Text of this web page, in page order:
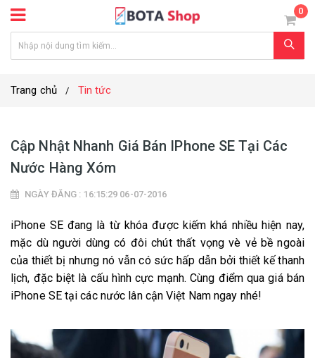
0
Trang chủ Tin tức
Cập Nhật Nhanh Giá Bán IPhone SE Tại Các
Nước Hàng Xóm
NGÀY ĐĂNG : 16:15:29 06-07-2016
iPhone SE đang là từ khóa được kiếm khá nhiều hiện nay,
mặc dù người dùng có đôi chút thất vọng vè vẻ bề ngoài
của thiết bị nhưng nó vẫn có sức hấp dẫn bởi thiết kế thanh
lịch, đặc biệt là cấu hình cực mạnh. Cùng điểm qua giá bán
iPhone SE tại các nước lân cận Việt Nam ngay nhé!